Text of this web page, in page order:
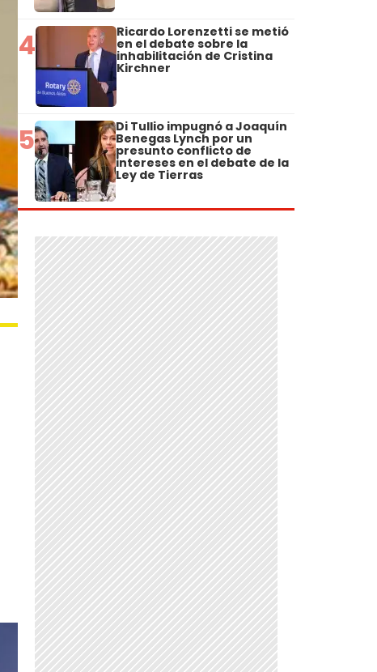
4 Ricardo Lorenzetti se metió
en el debate sobre la
inhabilitación de Cristina
Kirchner
5 Di Tullio impugnó a Joaquín
Benegas Lynch por un
presunto conflicto de
intereses en el debate de la
Ley de Tierras